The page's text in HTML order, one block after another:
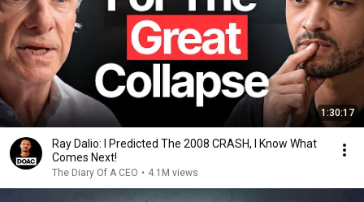
1:30:17
Ray Dalio: I Predicted The 2008 CRASH, I Know What
Comes Next!
The Diary Of A CEO • 4.1M views